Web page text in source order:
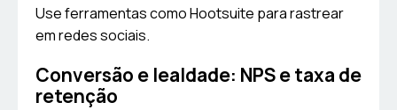
Use ferramentas como Hootsuite para rastrear
em redes sociais.
Conversão e lealdade: NPS e taxa de
retenção